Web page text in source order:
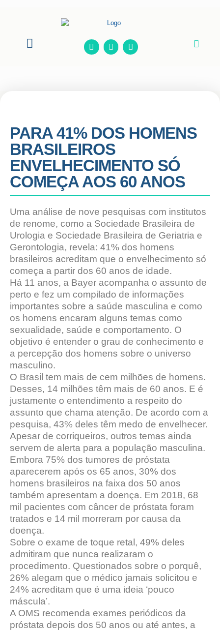
PARA 41% DOS HOMENS
BRASILEIROS
ENVELHECIMENTO SÓ
COMEÇA AOS 60 ANOS
Uma análise de nove pesquisas com institutos
de renome, como a Sociedade Brasileira de
Urologia e Sociedade Brasileira de Geriatria e
Gerontologia, revela: 41% dos homens
brasileiros acreditam que o envelhecimento só
começa a partir dos 60 anos de idade.
Há 11 anos, a Bayer acompanha o assunto de
perto e fez um compilado de informações
importantes sobre a saúde masculina e como
os homens encaram alguns temas como
sexualidade, saúde e comportamento. O
objetivo é entender o grau de conhecimento e
a percepção dos homens sobre o universo
masculino.
O Brasil tem mais de cem milhões de homens.
Desses, 14 milhões têm mais de 60 anos. E é
justamente o entendimento a respeito do
assunto que chama atenção. De acordo com a
pesquisa, 43% deles têm medo de envelhecer.
Apesar de corriqueiros, outros temas ainda
servem de alerta para a população masculina.
Embora 75% dos tumores de próstata
aparecerem após os 65 anos, 30% dos
homens brasileiros na faixa dos 50 anos
também apresentam a doença. Em 2018, 68
mil pacientes com câncer de próstata foram
tratados e 14 mil morreram por causa da
doença.
Sobre o exame de toque retal, 49% deles
admitiram que nunca realizaram o
procedimento. Questionados sobre o porquê,
26% alegam que o médico jamais solicitou e
24% acreditam que é uma ideia ‘pouco
máscula’.
A OMS recomenda exames periódicos da
próstata depois dos 50 anos ou até antes, a